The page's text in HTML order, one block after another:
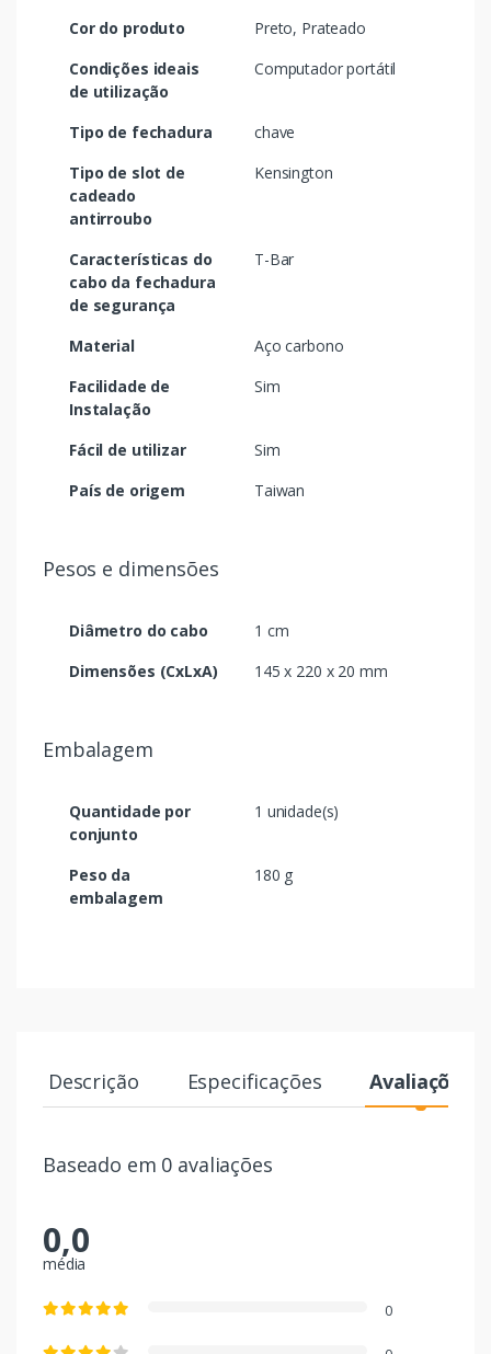
Cor do produto
Preto, Prateado
Condições ideais
de utilização
Computador portátil
Tipo de fechadura
chave
Tipo de slot de
cadeado
antirroubo
Kensington
Características do
cabo da fechadura
de segurança
T-Bar
Material
Aço carbono
Facilidade de
Instalação
Sim
Fácil de utilizar
Sim
País de origem
Taiwan
Pesos e dimensões
Diâmetro do cabo
1 cm
Dimensões (CxLxA)
145 x 220 x 20 mm
Embalagem
Quantidade por
conjunto
1 unidade(s)
Peso da
embalagem
180 g
Descrição Especificações Avaliações
Baseado em 0 avaliações
0,0
média
0